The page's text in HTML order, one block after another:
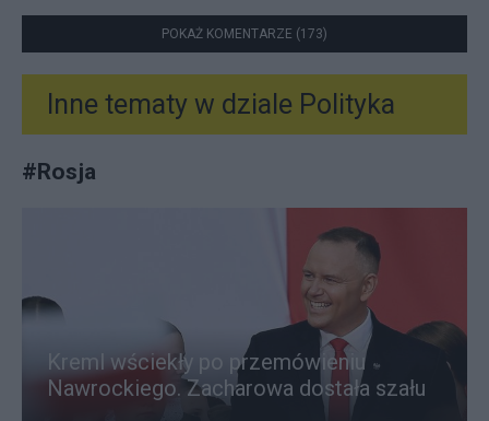
POKAŻ KOMENTARZE (173)
Inne tematy w dziale Polityka
#Rosja
Kreml wściekły po przemówieniu
Nawrockiego. Zacharowa dostała szału